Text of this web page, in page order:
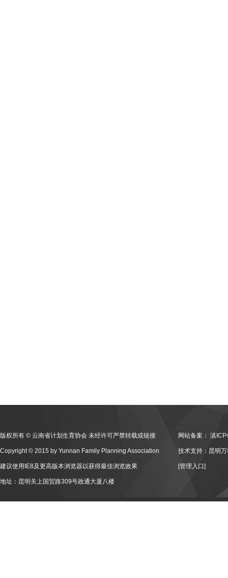
版权所有 © 云南省计划生育协会 未经许可严禁转载或链接
Copyright © 2015 by Yunnan Family Planning Association
建议使用IE8及更高版本浏览器以获得最佳浏览效果
地址：昆明关上国贸路309号政通大厦八楼
网站备案： 滇
技术支持：昆明
[管理入口]